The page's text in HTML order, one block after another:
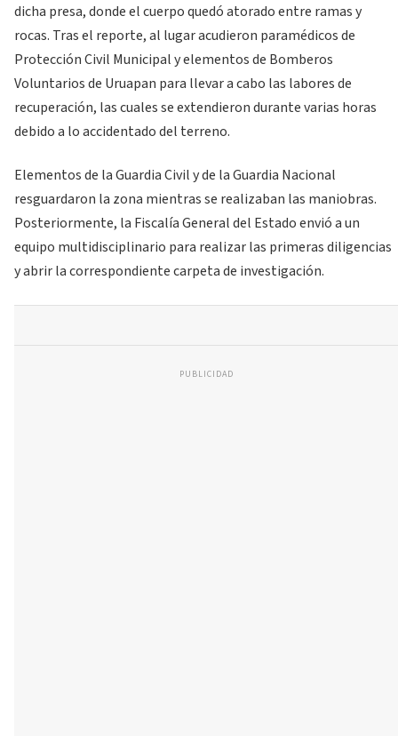
dicha presa, donde el cuerpo quedó atorado entre ramas y
rocas. Tras el reporte, al lugar acudieron paramédicos de
Protección Civil Municipal y elementos de Bomberos
Voluntarios de Uruapan para llevar a cabo las labores de
recuperación, las cuales se extendieron durante varias horas
debido a lo accidentado del terreno.
Elementos de la Guardia Civil y de la Guardia Nacional
resguardaron la zona mientras se realizaban las maniobras.
Posteriormente, la Fiscalía General del Estado envió a un
equipo multidisciplinario para realizar las primeras diligencias
y abrir la correspondiente carpeta de investigación.
PUBLICIDAD